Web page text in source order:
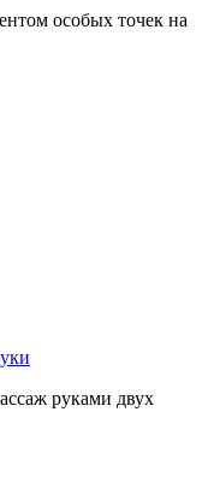
особых точек на
руками двух